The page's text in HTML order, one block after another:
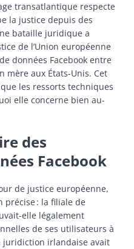
transatlantique respecte
la justice depuis des
bataille juridique a
de l’Union européenne
données Facebook entre
mère aux États-Unis. Cet
les ressorts techniques
elle concerne bien au-
des
Facebook
de justice européenne,
précise : la filiale de
elle légalement
de ses utilisateurs à
juridiction irlandaise avait